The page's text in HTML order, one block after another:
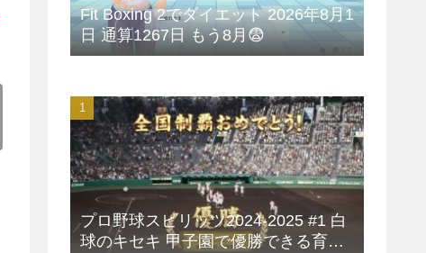
Fit Boxing 2でダイエット 2026年8月1
日 通算1267日 もう8月😨
プロ野球スピリッツ2024-2025 #1 白
球のキセキ 甲子園で優勝できる育成